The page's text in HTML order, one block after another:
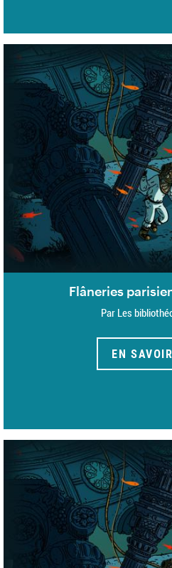
Flâneries
Par Les
EN